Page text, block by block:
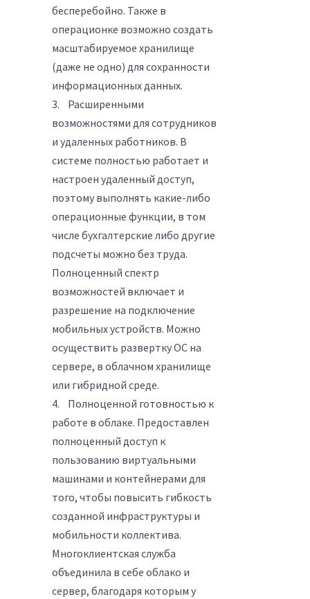
бесперебойно. Также в
операционке возможно создать
масштабируемое хранилище
(даже не одно) для сохранности
информационных данных.
3. Расширенными
возможностями для сотрудников
и удаленных работников. В
системе полностью работает и
настроен удаленный доступ,
поэтому выполнять какие-либо
операционные функции, в том
числе бухгалтерские либо другие
подсчеты можно без труда.
Полноценный спектр
возможностей включает и
разрешение на подключение
мобильных устройств. Можно
осуществить развертку ОС на
сервере, в облачном хранилище
или гибридной среде.
4. Полноценной готовностью к
работе в облаке. Предоставлен
полноценный доступ к
пользованию виртуальными
машинами и контейнерами для
того, чтобы повысить гибкость
созданной инфраструктуры и
мобильности коллектива.
Многоклиентская служба
объединила в себе облако и
сервер, благодаря которым у